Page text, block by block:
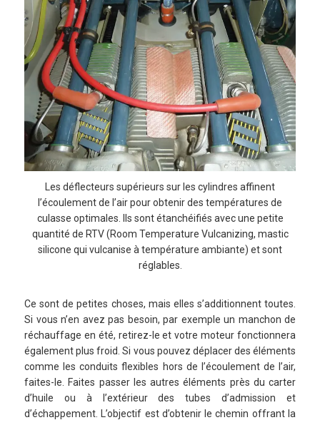
Les déflecteurs supérieurs sur les cylindres affinent
l’écoulement de l’air pour obtenir des températures de
culasse optimales. Ils sont étanchéifiés avec une petite
quantité de RTV (Room Temperature Vulcanizing, mastic
silicone qui vulcanise à température ambiante) et sont
réglables.
Ce sont de petites choses, mais elles s’additionnent toutes.
Si vous n’en avez pas besoin, par exemple un manchon de
réchauffage en été, retirez-le et votre moteur fonctionnera
également plus froid. Si vous pouvez déplacer des éléments
comme les conduits flexibles hors de l’écoulement de l’air,
faites-le. Faites passer les autres éléments près du carter
d’huile ou à l’extérieur des tubes d’admission et
d’échappement. L’objectif est d’obtenir le chemin offrant la